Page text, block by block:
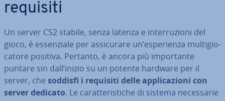
requisiti
Un server CS2 stabile, senza latenza e in­ter­ru­zio­ni del
gioco, è es­sen­zia­le per as­si­cu­ra­re un’espe­rien­za mul­ti­gio­
ca­to­re positiva. Pertanto, è ancora più im­por­tan­te
puntare sin dall’inizio su un potente hardware per il
server, che soddisfi i requisiti delle ap­pli­ca­zio­ni con
server dedicato. Le ca­rat­te­ri­sti­che di sistema ne­ces­sa­rie